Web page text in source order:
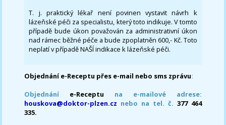
T. j. praktický lékař není povinen vystavit návrh k
lázeňské péči za specialistu, který toto indikuje. V tomto
případě bude úkon považován za administrativní úkon
nad rámec běžné péče a bude zpoplatněn 600,- Kč. Toto
neplatí v případě NAŠÍ indikace k lázeňské péči.
Objednání e-Receptu přes e-mail nebo sms zprávu:
Objednání e-Receptu na e-mailové adrese:
houskova@doktor-plzen.cz nebo na tel. č. 377 464
335.